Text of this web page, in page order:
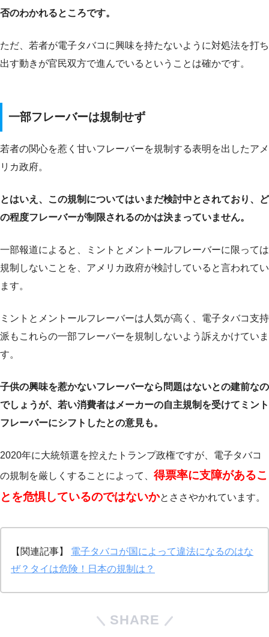
否のわかれるところです。
ただ、若者が電子タバコに興味を持たないように対処法を打ち
出す動きが官民双方で進んでいるということは確かです。
一部フレーバーは規制せず
若者の関心を惹く甘いフレーバーを規制する表明を出したアメ
リカ政府。
とはいえ、この規制についてはいまだ検討中とされており、ど
の程度フレーバーが制限されるのかは決まっていません。
一部報道によると、ミントとメントールフレーバーに限っては
規制しないことを、アメリカ政府が検討していると言われてい
ます。
ミントとメントールフレーバーは人気が高く、電子タバコ支持
派もこれらの一部フレーバーを規制しないよう訴えかけていま
す。
子供の興味を惹かないフレーバーなら問題はないとの建前なの
でしょうが、若い消費者はメーカーの自主規制を受けてミント
フレーバーにシフトしたとの意見も。
2020年に大統領選を控えたトランプ政権ですが、電子タバコ
の規制を厳しくすることによって、 得票率に支障があるこ
とを危惧しているのではないかとささやかれています。
【関連記事】 電子タバコが国によって違法になるのはな
ぜ？タイは危険！日本の規制は？
SHARE